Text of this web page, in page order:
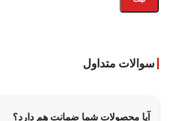
سوالات متداول
آیا محصولات شما ضمانت هم دارد؟